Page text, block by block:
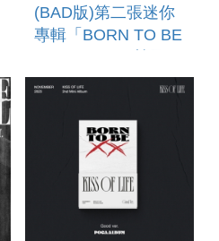
(BAD版)第二張迷你
專輯「BORN TO BE
口版)